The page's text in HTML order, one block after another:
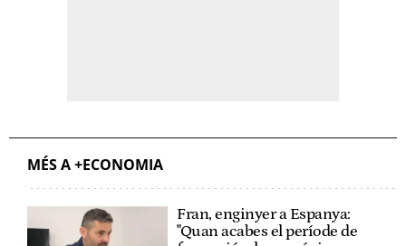
MÉS A +ECONOMIA
Fran, enginyer a Espanya:
"Quan acabes el període de